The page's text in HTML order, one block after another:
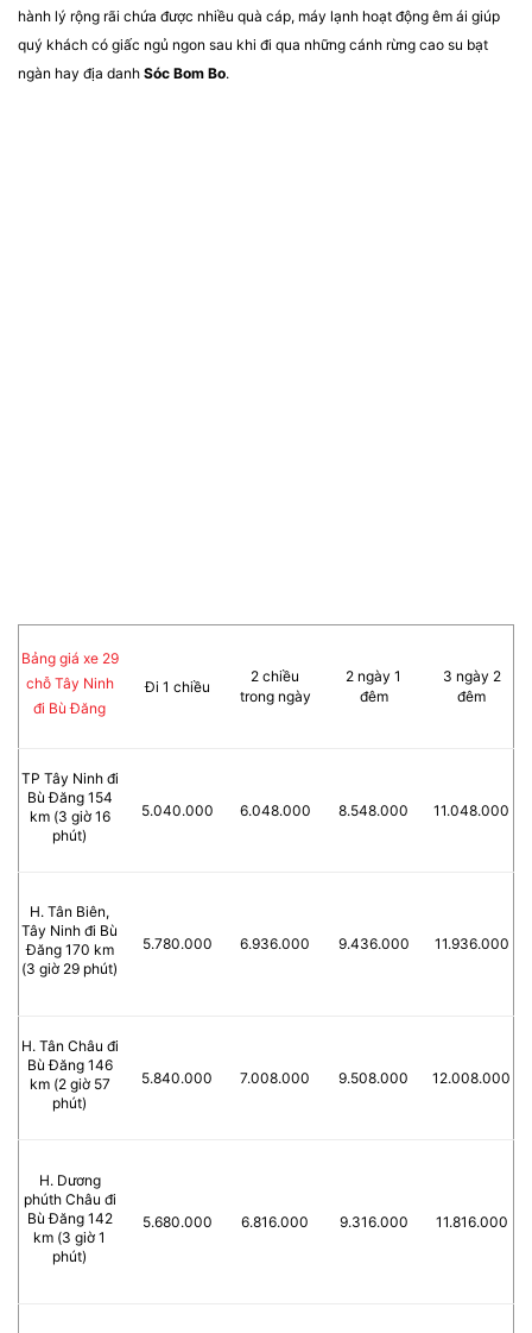
hành lý rộng rãi chứa được nhiều quà cáp, máy lạnh hoạt động êm ái giúp
quý khách có giấc ngủ ngon sau khi đi qua những cánh rừng cao su bạt
ngàn hay địa danh Sóc Bom Bo.
Bảng giá xe 29
chỗ Tây Ninh
đi Bù Đăng
Đi 1 chiều
2 chiều
trong ngày
2 ngày 1
đêm
3 ngày 2
đêm
TP Tây Ninh đi
Bù Đăng 154
km (3 giờ 16
phút)
5.040.000 6.048.000 8.548.000 11.048.000
H. Tân Biên,
Tây Ninh đi Bù
Đăng 170 km
(3 giờ 29 phút)
5.780.000 6.936.000 9.436.000 11.936.000
H. Tân Châu đi
Bù Đăng 146
km (2 giờ 57
phút)
5.840.000 7.008.000 9.508.000 12.008.000
H. Dương
phúth Châu đi
Bù Đăng 142
km (3 giờ 1
phút)
5.680.000 6.816.000 9.316.000 11.816.000